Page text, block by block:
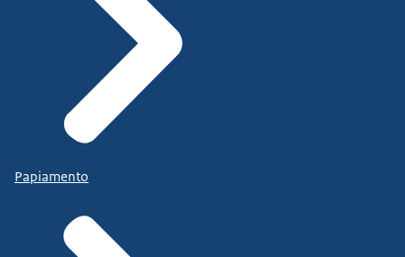
Papiamento